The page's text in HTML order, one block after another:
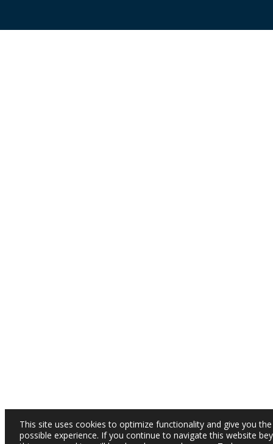
This site uses cookies to optimize functionality and give you
possible experience. If you continue to navigate this website